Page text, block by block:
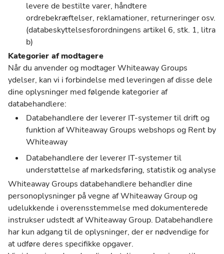
levere de bestilte varer, håndtere
ordrebekræftelser, reklamationer, returneringer osv.
(databeskyttelsesforordningens artikel 6, stk. 1, litra
b)
Kategorier af modtagere
Når du anvender og modtager Whiteaway Groups
ydelser, kan vi i forbindelse med leveringen af disse dele
dine oplysninger med følgende kategorier af
databehandlere:
Databehandlere der leverer IT-systemer til drift og
funktion af Whiteaway Groups webshops og Rent by
Whiteaway
Databehandlere der leverer IT-systemer til
understøttelse af markedsføring, statistik og analyse
Whiteaway Groups databehandlere behandler dine
personoplysninger på vegne af Whiteaway Group og
udelukkende i overensstemmelse med dokumenterede
instrukser udstedt af Whiteaway Group. Databehandlere
har kun adgang til de oplysninger, der er nødvendige for
at udføre deres specifikke opgaver.